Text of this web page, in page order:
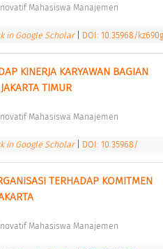
Mahasiswa Manajemen
in Google Scholar DOI: 10.35968/
KINERJA KARYAWAN BAGIAN
TIMUR
Mahasiswa Manajemen
in Google Scholar DOI: 10.35968/
TERHADAP KOMITMEN
Mahasiswa Manajemen